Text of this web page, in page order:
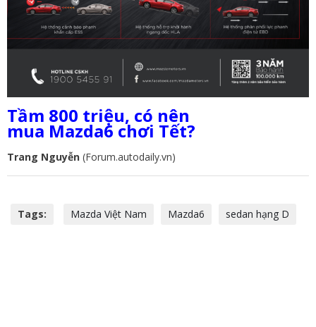
Tầm 800 triệu, có nên
mua Mazda6 chơi Tết?
Trang Nguyễn (Forum.autodaily.vn)
Tags: Mazda Việt Nam Mazda6 sedan hạng D